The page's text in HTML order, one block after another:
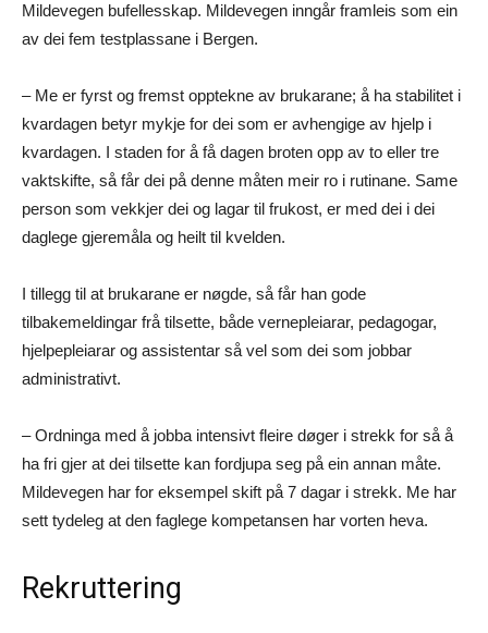
Mildevegen bufellesskap. Mildevegen inngår framleis som ein
av dei fem testplassane i Bergen.
– Me er fyrst og fremst opptekne av brukarane; å ha stabilitet i
kvardagen betyr mykje for dei som er avhengige av hjelp i
kvardagen. I staden for å få dagen broten opp av to eller tre
vaktskifte, så får dei på denne måten meir ro i rutinane. Same
person som vekkjer dei og lagar til frukost, er med dei i dei
daglege gjeremåla og heilt til kvelden.
I tillegg til at brukarane er nøgde, så får han gode
tilbakemeldingar frå tilsette, både vernepleiarar, pedagogar,
hjelpepleiarar og assistentar så vel som dei som jobbar
administrativt.
– Ordninga med å jobba intensivt fleire døger i strekk for så å
ha fri gjer at dei tilsette kan fordjupa seg på ein annan måte.
Mildevegen har for eksempel skift på 7 dagar i strekk. Me har
sett tydeleg at den faglege kompetansen har vorten heva.
Rekruttering